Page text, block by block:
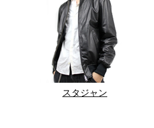
スタジャン